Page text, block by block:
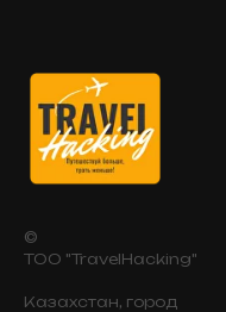
©
ТОО "TravelHacking"
Казахстан, город